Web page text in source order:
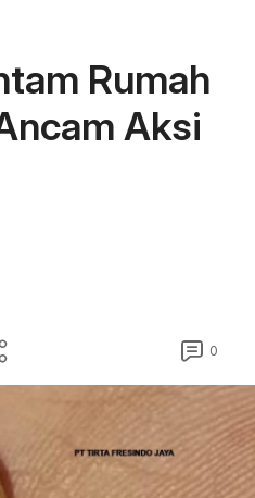
Rumah
Aksi
0